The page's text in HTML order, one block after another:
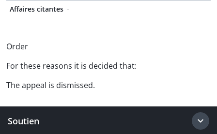
Affaires citantes -
Order
For these reasons it is decided that:
The appeal is dismissed.
Soutien